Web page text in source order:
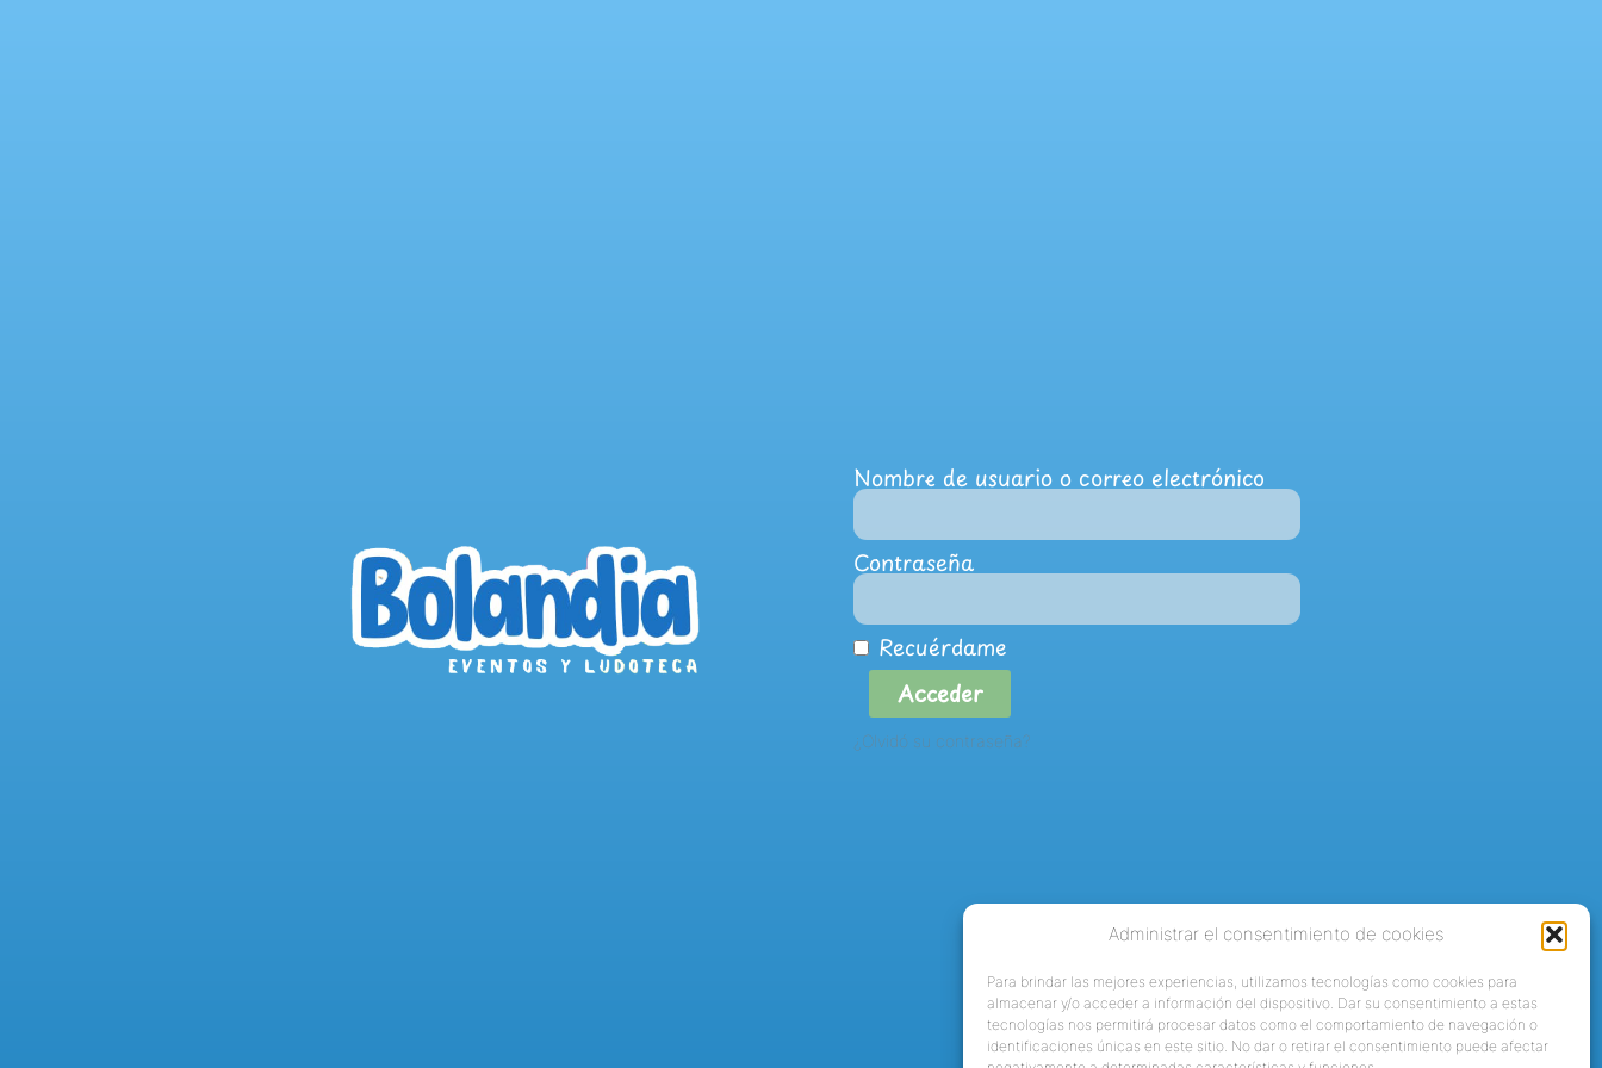
Administrar el consentimiento de cookies
Para brindar las mejores experiencias, utilizamos tecnologías como cookies para
almacenar y/o acceder a información del dispositivo. Dar su consentimiento a estas
tecnologías nos permitirá procesar datos como el comportamiento de navegación o
identificaciones únicas en este sitio. No dar o retirar el consentimiento puede afectar
Nombre de usuario o correo electrónico
Contraseña
Recuérdame
Acceder
¿Olvidó su contraseña?